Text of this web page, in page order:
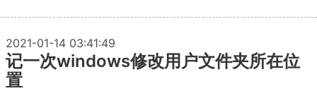
2021-01-14 03:41:49
记一次windows修改用户文件夹所在位
置